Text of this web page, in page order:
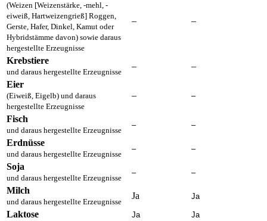
(Weizen [Weizenstärke, -mehl, -
eiweiß, Hartweizengrieß] Roggen,
Gerste, Hafer, Dinkel, Kamut oder
Hybridstämme davon) sowie daraus
hergestellte Erzeugnisse
– –
Krebstiere
und daraus hergestellte Erzeugnisse
–
–
Eier
(Eiweiß, Eigelb) und daraus
hergestellte Erzeugnisse
– –
Fisch
und daraus hergestellte Erzeugnisse
– –
Erdnüsse
und daraus hergestellte Erzeugnisse
– –
Soja
und daraus hergestellte Erzeugnisse
– –
Milch
und daraus hergestellte Erzeugnisse
Ja Ja
Laktose Ja Ja